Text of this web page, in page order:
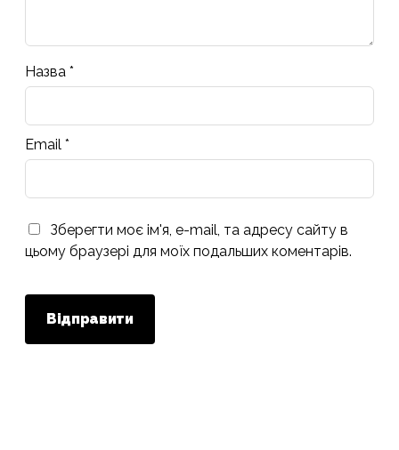
Назва *
Email *
Зберегти моє ім'я, e-mail, та адресу сайту в
цьому браузері для моїх подальших коментарів.